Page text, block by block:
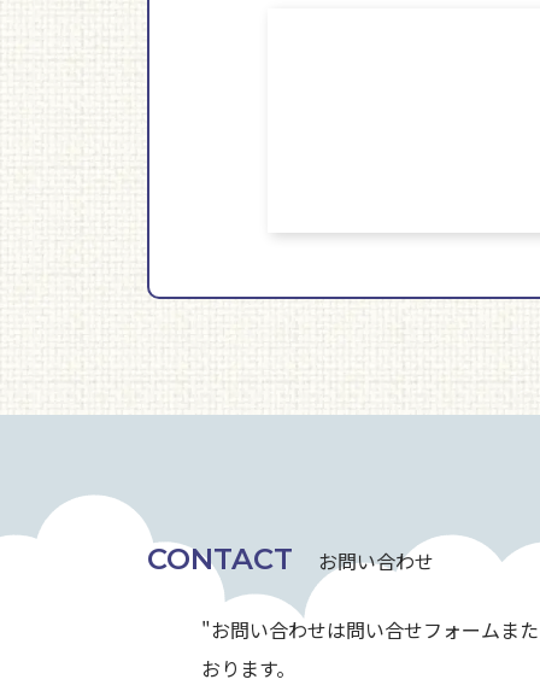
CONTACT お問い合わせ
"お問い合わせは問い合せフォームま
おります。